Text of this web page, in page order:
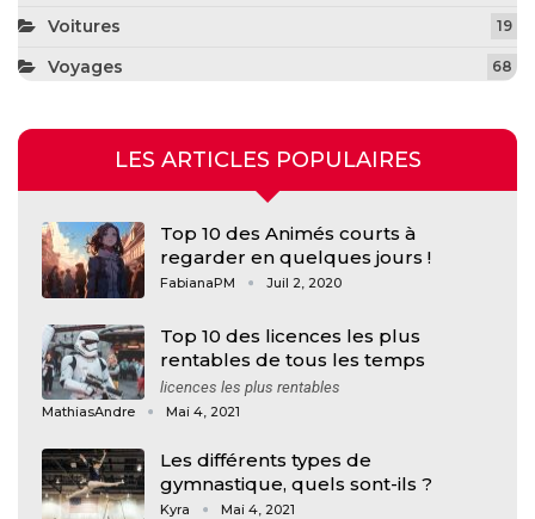
Voitures 19
Voyages 68
LES ARTICLES POPULAIRES
Top 10 des Animés courts à
regarder en quelques jours !
FabianaPM Juil 2, 2020
Top 10 des licences les plus
rentables de tous les temps
licences les plus rentables
MathiasAndre Mai 4, 2021
Les différents types de
gymnastique, quels sont-ils ?
Kyra Mai 4, 2021